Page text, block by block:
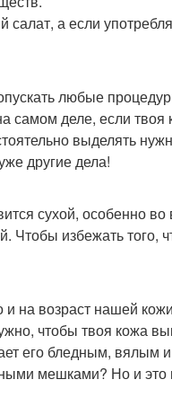
а если
любые
самом деле, если
выделять
другие дела!
сухой, особенно во
Чтобы избежать того,
на возраст нашей
чтобы твоя кожа
его бледным, вялым
мешками? Но и это